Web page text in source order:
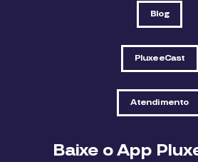
Blog
PluxeeCast
Atendimento
Baixe o App